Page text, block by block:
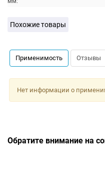
Похожие товары
Применимость Отзывы
Нет информации о
Обратите внимание на